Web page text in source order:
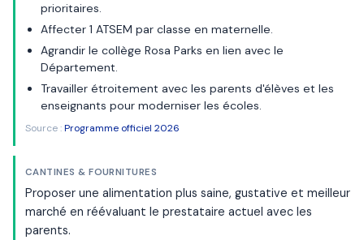
prioritaires.
Affecter 1 ATSEM par classe en maternelle.
Agrandir le collège Rosa Parks en lien avec le
Département.
Travailler étroitement avec les parents d'élèves et les
enseignants pour moderniser les écoles.
Source :Programme officiel 2026
CANTINES & FOURNITURES
Proposer une alimentation plus saine, gustative et meilleur
marché en réévaluant le prestataire actuel avec les
parents.